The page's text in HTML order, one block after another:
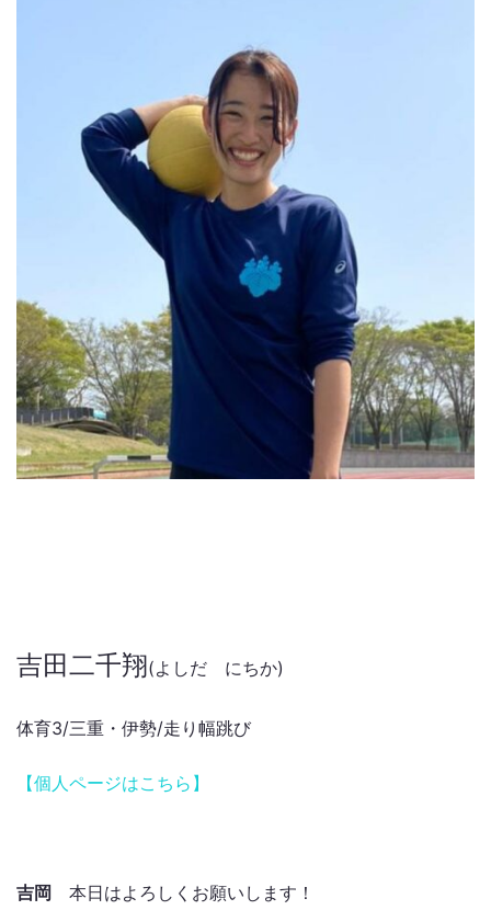
吉田二千翔(よしだ にちか)
体育3/三重・伊勢/走り幅跳び
【個人ページはこちら】
吉岡 本日はよろしくお願いします！